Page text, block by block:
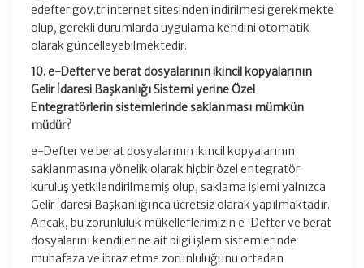
edefter.gov.tr internet sitesinden indirilmesi gerekmekte
olup, gerekli durumlarda uygulama kendini otomatik
olarak güncelleyebilmektedir.
10. e-Defter ve berat dosyalarının ikincil kopyalarının
Gelir İdaresi Başkanlığı Sistemi yerine Özel
Entegratörlerin sistemlerinde saklanması mümkün
müdür?
e-Defter ve berat dosyalarının ikincil kopyalarının
saklanmasına yönelik olarak hiçbir özel entegratör
kuruluş yetkilendirilmemiş olup, saklama işlemi yalnızca
Gelir İdaresi Başkanlığınca ücretsiz olarak yapılmaktadır.
Ancak, bu zorunluluk mükelleflerimizin e-Defter ve berat
dosyalarını kendilerine ait bilgi işlem sistemlerinde
muhafaza ve ibraz etme zorunluluğunu ortadan